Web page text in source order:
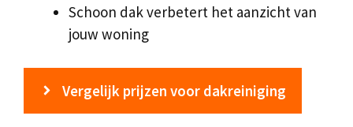
Schoon dak verbetert het aanzicht van
jouw woning
Vergelijk prijzen voor dakreiniging